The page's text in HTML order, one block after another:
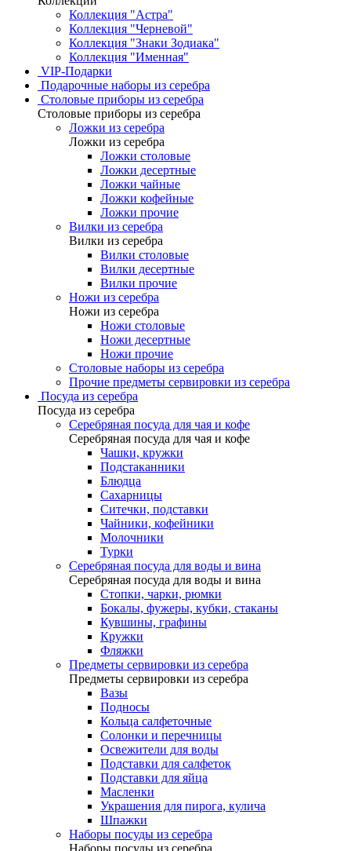
Коллекция "Астра"
Коллекция "Черневой"
Коллекция "Знаки Зодиака"
Коллекция "Именная"
VIP-Подарки
Подарочные наборы из серебра
Столовые приборы из серебра
Столовые приборы из серебра
Ложки из серебра
Ложки из серебра
Ложки столовые
Ложки десертные
Ложки чайные
Ложки кофейные
Ложки прочие
Вилки из серебра
Вилки из серебра
Вилки столовые
Вилки десертные
Вилки прочие
Ножи из серебра
Ножи из серебра
Ножи столовые
Ножи десертные
Ножи прочие
Столовые наборы из серебра
Прочие предметы сервировки из серебра
Посуда из серебра
Посуда из серебра
Серебряная посуда для чая и кофе
Серебряная посуда для чая и кофе
Чашки, кружки
Подстаканники
Блюдца
Сахарницы
Ситечки, подставки
Чайники, кофейники
Молочники
Турки
Серебряная посуда для воды и вина
Серебряная посуда для воды и вина
Стопки, чарки, рюмки
Бокалы, фужеры, кубки, стаканы
Кувшины, графины
Кружки
Фляжки
Предметы сервировки из серебра
Предметы сервировки из серебра
Вазы
Подносы
Кольца салфеточные
Солонки и перечницы
Освежители для воды
Подставки для салфеток
Подставки для яйца
Масленки
Украшения для пирога, кулича
Шпажки
Наборы посуды из серебра
Наборы посуды из серебра